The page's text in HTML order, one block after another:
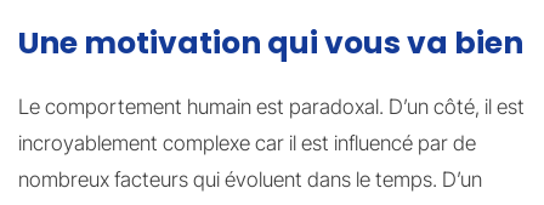
Une motivation qui vous va bien
Le comportement humain est paradoxal. D’un côté, il est
incroyablement complexe car il est influencé par de
nombreux facteurs qui évoluent dans le temps. D’un